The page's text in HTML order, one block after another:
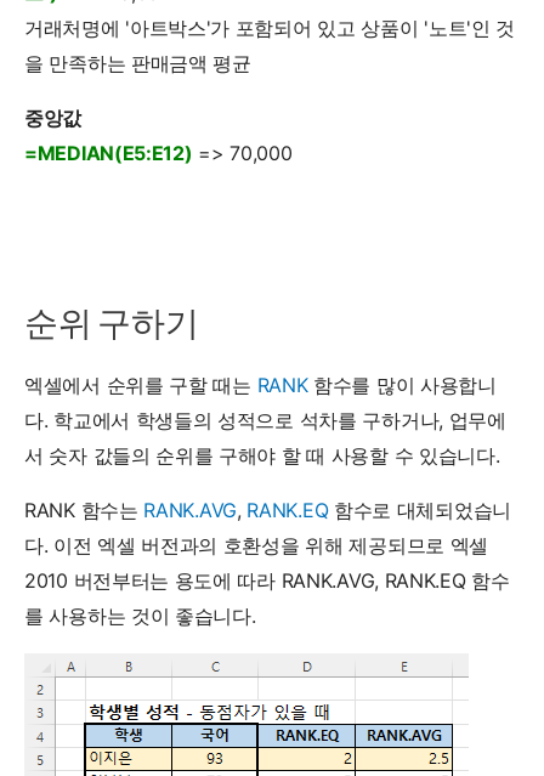
거래처명에 '아트박스'가 포함되어 있고 상품이 '노트'인 것
을 만족하는 판매금액 평균
중앙값
=MEDIAN(E5:E12) => 70,000
순위 구하기
엑셀에서 순위를 구할 때는 RANK함수를 많이 사용합니
다. 학교에서 학생들의 성적으로 석차를 구하거나, 업무에
서 숫자 값들의 순위를 구해야 할 때 사용할 수 있습니다.
RANK 함수는 RANK.AVG, RANK.EQ함수로 대체되었습니
다. 이전 엑셀 버전과의 호환성을 위해 제공되므로 엑셀
2010 버전부터는 용도에 따라 RANK.AVG, RANK.EQ 함수
를 사용하는 것이 좋습니다.